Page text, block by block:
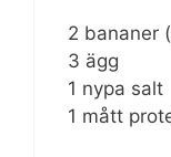
2 bananer
3 ägg
1 nypa salt
1 mått